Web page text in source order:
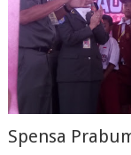
Spensa